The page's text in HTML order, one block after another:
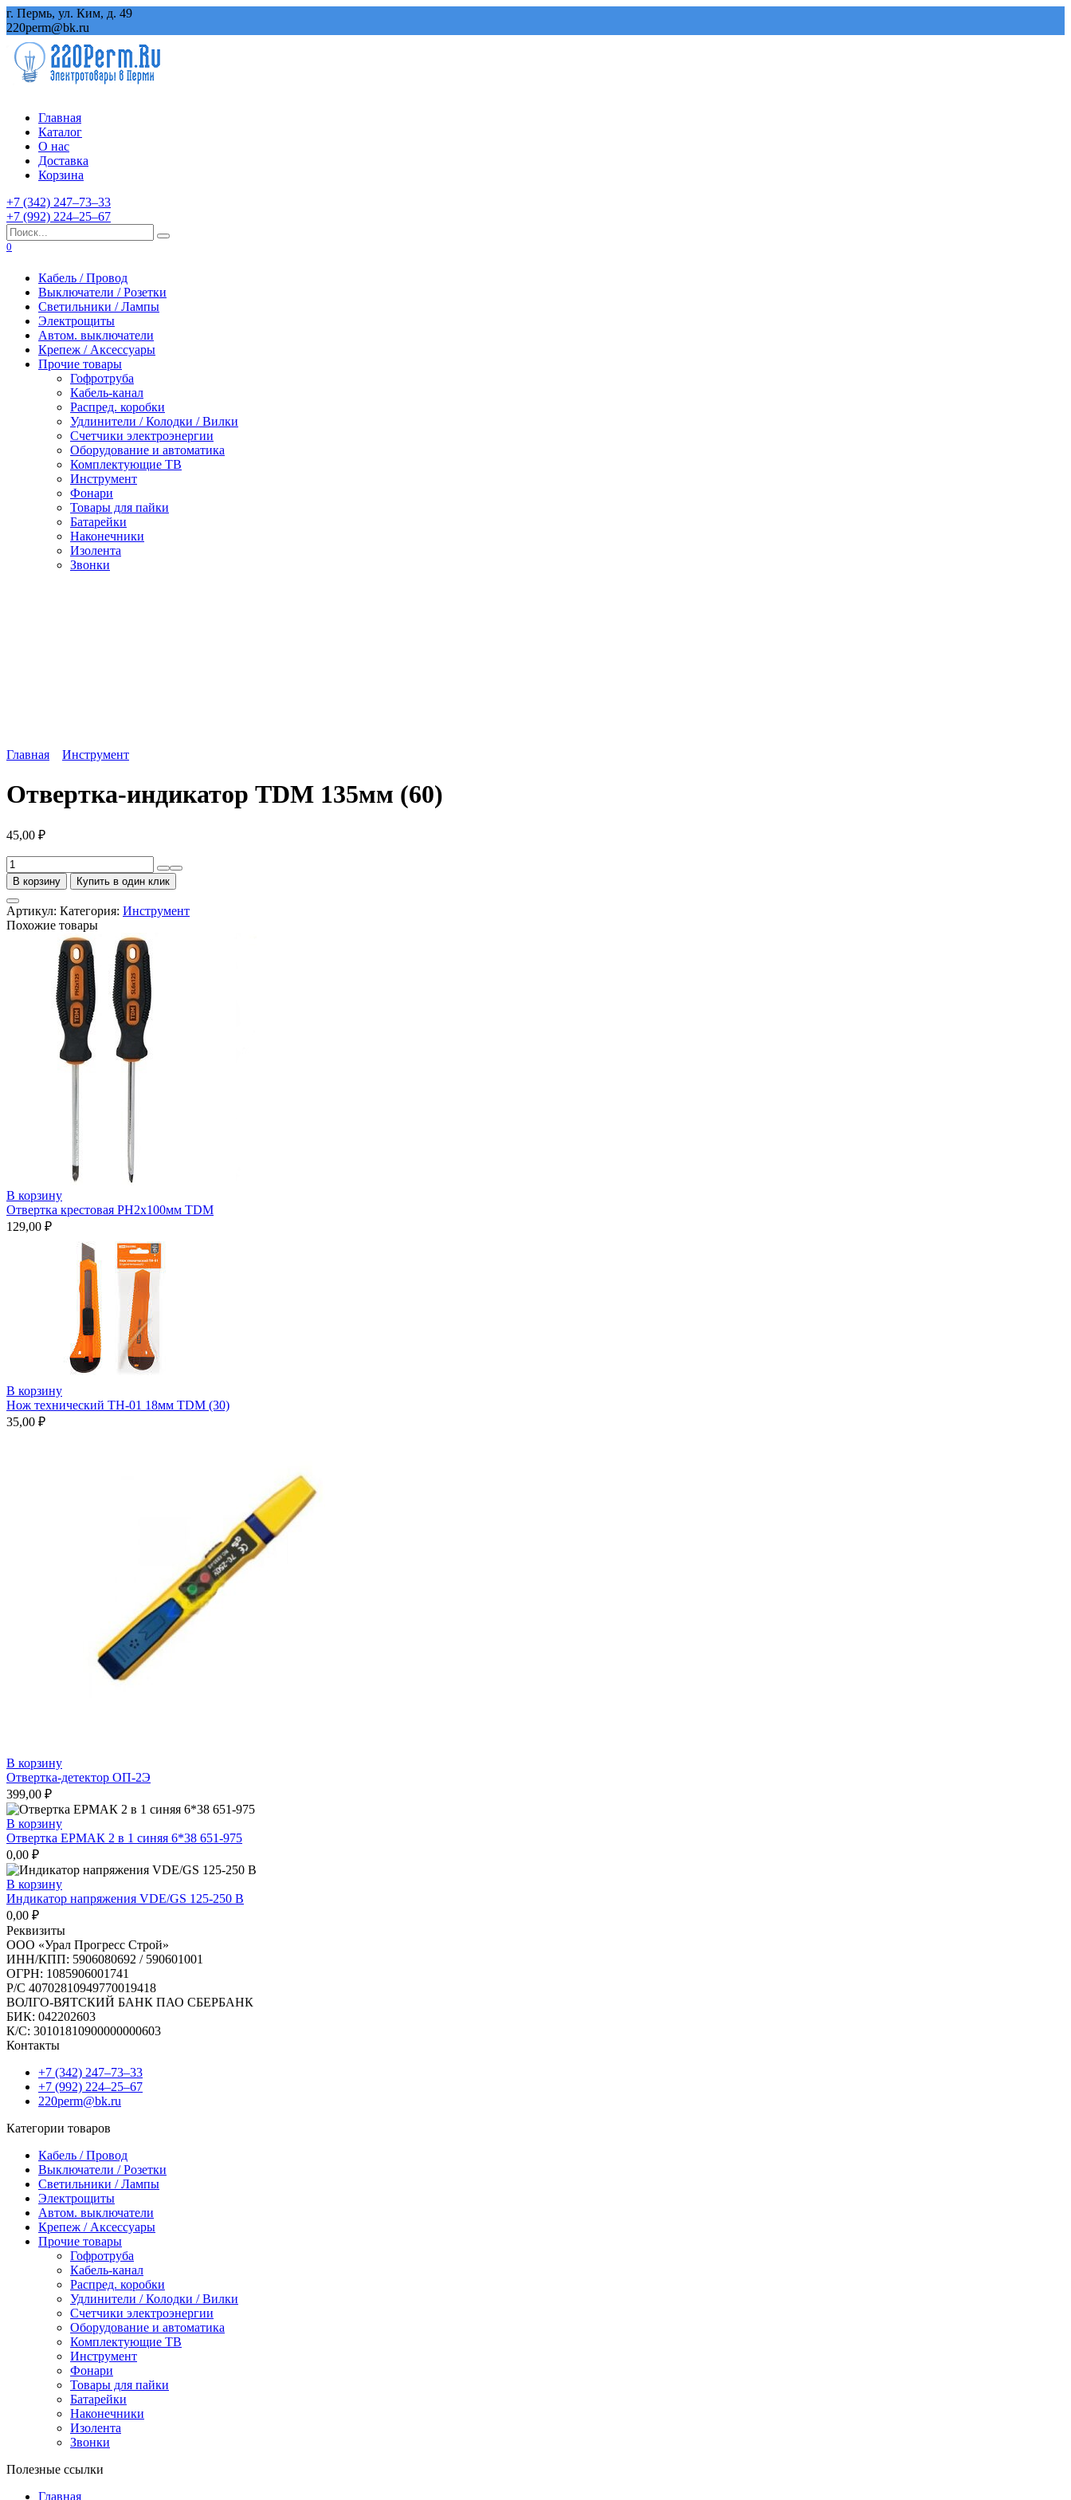
Перейти
к
содержанию
г. Пермь, ул. Ким, д. 49
220perm@bk.ru
Главная
Каталог
О нас
Доставка
Корзина
+7 (342) 247‒73‒33
+7 (992) 224‒25‒67
Search
for:
0
Кабель / Провод
Выключатели / Розетки
Светильники / Лампы
Электрощиты
Автом. выключатели
Крепеж / Аксессуары
Прочие товары
Гофротруба
Кабель-канал
Распред. коробки
Удлинители / Колодки / Вилки
Счетчики электроэнергии
Оборудование и автоматика
Комплектующие ТВ
Инструмент
Фонари
Товары для пайки
Батарейки
Наконечники
Изолента
Звонки
Главная Инструмент
Отвертка-индикатор TDM 135мм (60)
45,00 ₽
Количество
товара
Отвертка-
индикатор
TDM
135мм
В корзину Купить в один клик
Артикул: Категория: Инструмент
Похожие товары
В корзину
Отвертка крестовая РН2х100мм TDM
129,00 ₽
В корзину
Нож технический ТН-01 18мм TDM (30)
35,00 ₽
В корзину
Отвертка-детектор ОП-2Э
399,00 ₽
В корзину
Отвертка ЕРМАК 2 в 1 синяя 6*38 651-975
0,00 ₽
В корзину
Индикатор напряжения VDE/GS 125-250 В
0,00 ₽
Реквизиты
ООО «Урал Прогресс Строй»
ИНН/КПП: 5906080692 / 590601001
ОГРН: 1085906001741
Р/C 40702810949770019418
ВОЛГО-ВЯТСКИЙ БАНК ПАО СБЕРБАНК
БИК: 042202603
К/С: 30101810900000000603
Контакты
+7 (342) 247‒73‒33
+7 (992) 224‒25‒67
220perm@bk.ru
Категории товаров
Кабель / Провод
Выключатели / Розетки
Светильники / Лампы
Электрощиты
Автом. выключатели
Крепеж / Аксессуары
Прочие товары
Гофротруба
Кабель-канал
Распред. коробки
Удлинители / Колодки / Вилки
Счетчики электроэнергии
Оборудование и автоматика
Комплектующие ТВ
Инструмент
Фонари
Товары для пайки
Батарейки
Наконечники
Изолента
Звонки
Полезные ссылки
Главная